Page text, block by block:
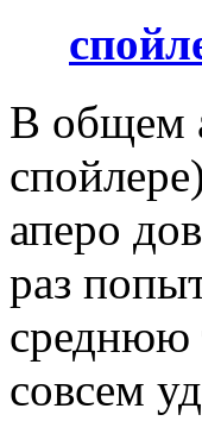
В общем
аперо
раз
среднюю
совсем